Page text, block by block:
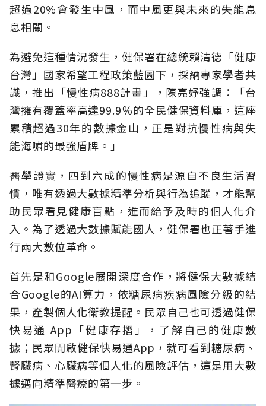
超過20%會發生中風，而中風更與未來的失能息
息相關。
為避免這種情況發生，健保署在總統賴清德「健康
台灣」國家希望工程政策藍圖下，採納專家學者共
識，推出「慢性病888計畫」，陳亮妤強調：「台
灣擁有覆蓋率高達99.9％的全民健保資料庫，這座
累積超過30年的數據金山，正是對抗慢性病與失
能海嘯的最強盾牌。」
醫學證實，四到六成的慢性病是源自不良生活習
慣，唯有透過大數據精準分析與行為追蹤，才能幫
助民眾看見健康盲點，進而給予及時的個人化介
入。為了透過大數據賦能國人，健保署也正著手進
行兩大數位革命。
首先是和Google展開深度合作，將健保大數據結
合Google的AI算力，依糖尿病疾病風險分級的結
果，產製個人化衛教提醒。民眾自己也可透過健保
快易通 App「健康存摺」，了解自己的健康數
據；民眾開啟健保快易通App，就可看到糖尿病、
腎臟病、心臟病等個人化的風險評估，這是用大數
據邁向精準醫療的第一步。